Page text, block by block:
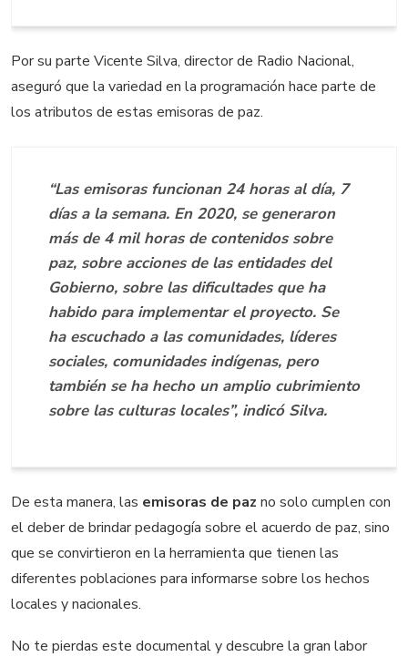
Por su parte Vicente Silva, director de Radio Nacional,
aseguró que la variedad en la programación hace parte de
los atributos de estas emisoras de paz.
“Las emisoras funcionan 24 horas al día, 7
días a la semana. En 2020, se generaron
más de 4 mil horas de contenidos sobre
paz, sobre acciones de las entidades del
Gobierno, sobre las dificultades que ha
habido para implementar el proyecto. Se
ha escuchado a las comunidades, líderes
sociales, comunidades indígenas, pero
también se ha hecho un amplio cubrimiento
sobre las culturas locales”, indicó Silva.
De esta manera, las emisoras de paz no solo cumplen con
el deber de brindar pedagogía sobre el acuerdo de paz, sino
que se convirtieron en la herramienta que tienen las
diferentes poblaciones para informarse sobre los hechos
locales y nacionales.
No te pierdas este documental y descubre la gran labor